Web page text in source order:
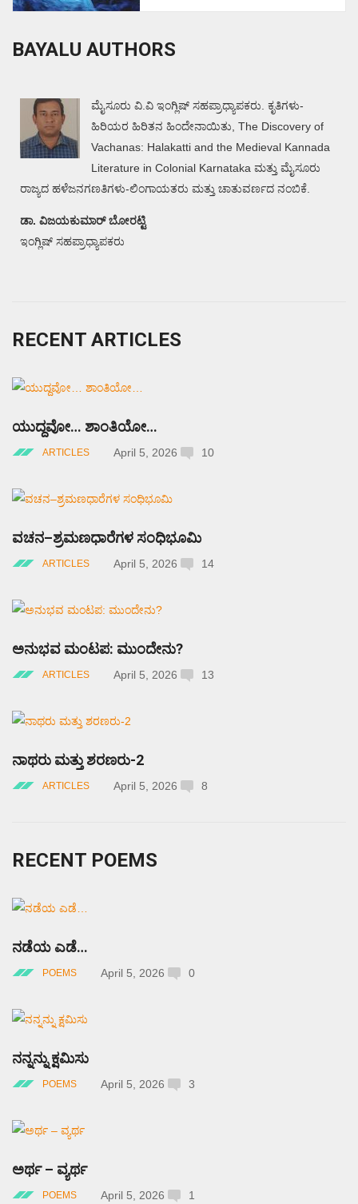
BAYALU AUTHORS
ಮೈಸೂರು ವಿ.ವಿ ಇಂಗ್ಲಿಷ್ ಸಹಪ್ರಾಧ್ಯಾಪಕರು. ಕೃತಿಗಳು-
ಹಿರಿಯರ ಹಿರಿತನ ಹಿಂದೇನಾಯಿತು, The Discovery of
Vachanas: Halakatti and the Medieval Kannada
Literature in Colonial Karnataka ಮತ್ತು ಮೈಸೂರು
ರಾಜ್ಯದ ಹಳೆಜನಗಣತಿಗಳು-ಲಿಂಗಾಯತರು ಮತ್ತು ಚಾತುವರ್ಣದ ನಂಬಿಕೆ.
ಡಾ. ವಿಜಯಕುಮಾರ್ ಬೋರಟ್ಟಿ
ಇಂಗ್ಲಿಷ್ ಸಹಪ್ರಾಧ್ಯಾಪಕರು
RECENT ARTICLES
ಯುದ್ದವೋ… ಶಾಂತಿಯೋ…
ARTICLES April 5, 2026 10
ವಚನ–ಶ್ರಮಣಧಾರೆಗಳ ಸಂಧಿಭೂಮಿ
ARTICLES April 5, 2026 14
ಅನುಭವ ಮಂಟಪ: ಮುಂದೇನು?
ARTICLES April 5, 2026 13
ನಾಥರು ಮತ್ತು ಶರಣರು-2
ARTICLES April 5, 2026 8
RECENT POEMS
ನಡೆಯ ಎಡೆ…
POEMS April 5, 2026 0
ನನ್ನನ್ನು ಕ್ಷಮಿಸು
POEMS April 5, 2026 3
ಅರ್ಥ – ವ್ಯರ್ಥ
POEMS April 5, 2026 1